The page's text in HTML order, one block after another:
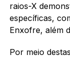
raios-X
específicas,
Enxofre, além
Por meio